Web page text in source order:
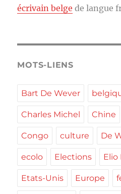
écrivain belge de langue
MOTS-LIENS
Bart De Wever
Charles Michel Chine
Congo culture De
ecolo Elections Elio
Etats-Unis Europe